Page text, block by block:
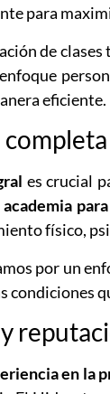
para
de
eficiente.
completa
es crucial
físico,
por un
condiciones
en la